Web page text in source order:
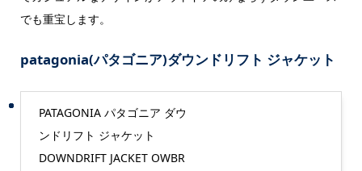
でも重宝します。
patagonia(パタゴニア)ダウンドリフト ジャケット
PATAGONIA パタゴニア ダウ
ンドリフト ジャケット
DOWNDRIFT JACKET OWBR